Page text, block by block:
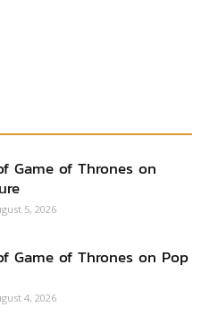
Game of Thrones on
5, 2026
Game of Thrones on Pop
4, 2026